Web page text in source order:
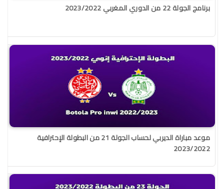
برنامج الجولة 22 من الدوري المغربي 2023/2022
موعد مباراة الديربي لحساب الجولة 21 من البطولة الإحترافية
2023/2022